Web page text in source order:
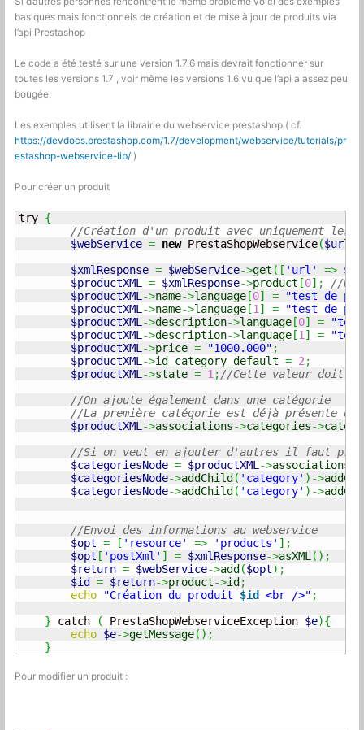
basiques mais fonctionnels de création et de mise à jour de produits via
l’api Prestashop
Le code a été testé sur une version 1.7.6 mais devrait fonctionner sur
toutes les versions 1.7 , voir même les versions 1.6 vu que l’api a assez peu
bougée.
Les exemples utilisent la librairie du webservice prestashop ( cf.
https://devdocs.prestashop.com/1.7/development/webservice/tutorials/pr
estashop-webservice-lib/ )
Pour créer un produit
try {
//Création d'un produit avec uniquement les
$webService = new PrestaShopWebservice($url
$xmlResponse = $webService->get ( [ 'url' =>
$productXML = $xmlResponse->product [0] ;
//
$productXML->name->language [0] =
"test de
$productXML->name->language [1] =
"test de
$productXML->description->language [0] =
$productXML->description->language [1] =
"test
$productXML->price = "1000.000" ;
$productXML->id_category_default = 2;
$productXML->state = 1;//Cette valeur doit
//On ajoute également dans une catégorie
//La première catégorie est déjà présente
$productXML->associations->categories->
//Si on veut en ajouter d'autres il faut
$categoriesNode = $productXML->associations
$categoriesNode->addChild ( 'category' ) ->
$categoriesNode->addChild ( 'category' ) ->
//Envoi des informations au webservice
$opt = [ 'resource' => 'products' ] ;
$opt [ 'postXml' ] = $xmlResponse->asXML( ) ;
$return = $webService->add ($opt) ;
$id
= $return->product->id ;
echo
"Création du produit $id <br />" ;
} catch ( PrestaShopWebserviceException $e){
echo $e->getMessage( ) ;
}
Pour modifier un produit :